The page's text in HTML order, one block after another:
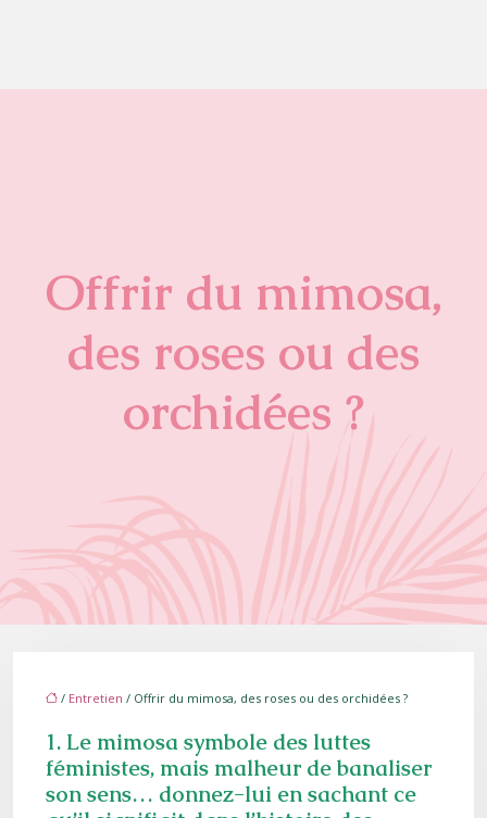
Offrir du mimosa,
des roses ou des
orchidées ?
/ Entretien / Offrir du mimosa, des roses ou des orchidées ?
1. Le mimosa symbole des luttes
féministes, mais malheur de banaliser
son sens… donnez-lui en sachant ce